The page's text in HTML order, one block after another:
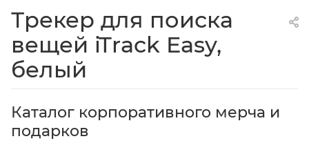
Трекер для поиска
вещей iTrack Easy,
белый
Каталог корпоративного мерча и
подарков